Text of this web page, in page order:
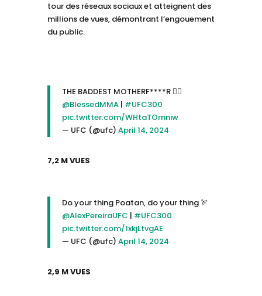
tour des réseaux sociaux et atteignent des
millions de vues, démontrant l’engouement
du public.
THE BADDEST MOTHERF****R 😮‍💨
@BlessedMMA| #UFC300
pic.twitter.com/WHtaTOmniw
— UFC (@ufc) April 14, 2024
7,2 M VUES
Do your thing Poatan, do your thing 🏹
@AlexPereiraUFC | #UFC300
pic.twitter.com/1xkjLtvgAE
— UFC (@ufc) April 14, 2024
2,9 M VUES